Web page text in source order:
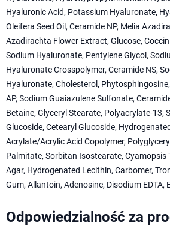
Hyaluronic Acid, Potassium Hyaluronate,
Oleifera Seed Oil, Ceramide NP, Melia
Azadirachta Flower Extract, Glucose,
Sodium Hyaluronate, Pentylene Glycol,
Hyaluronate Crosspolymer, Ceramide NS,
Hyaluronate, Cholesterol,
AP, Sodium Guaiazulene Sulfonate,
Betaine, Glyceryl Stearate, Polyacrylate-13,
Glucoside, Cetearyl Glucoside,
Acrylate/Acrylic Acid Copolymer,
Palmitate, Sorbitan Isostearate, Cyamopsis
Agar, Hydrogenated Lecithin, Carbomer,
Gum, Allantoin, Adenosine, Disodium EDTA,
Odpowiedzialność za